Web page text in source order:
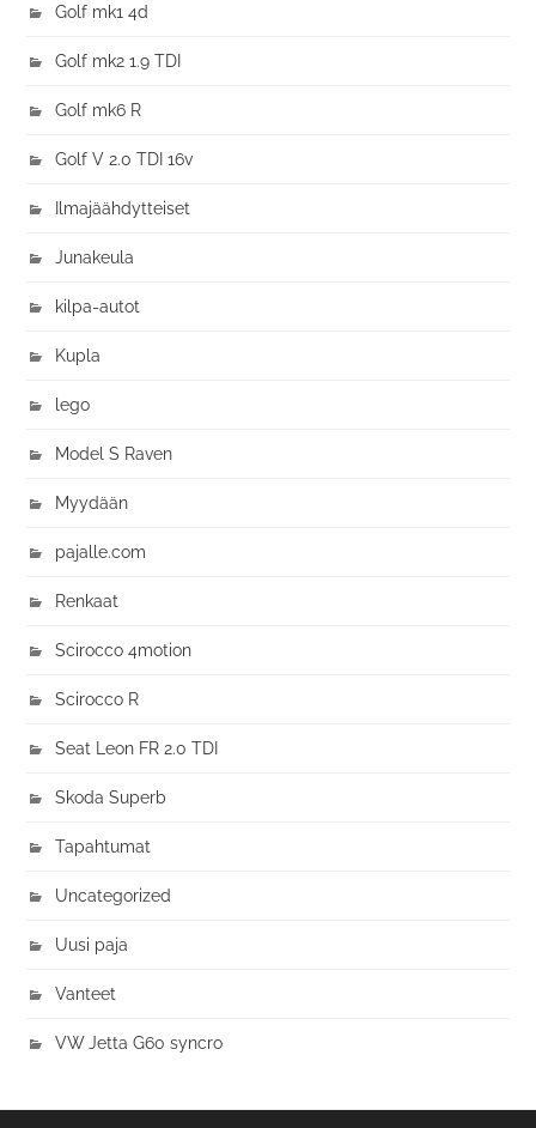
Golf mk1 4d
Golf mk2 1.9 TDI
Golf mk6 R
Golf V 2.0 TDI 16v
Ilmajäähdytteiset
Junakeula
kilpa-autot
Kupla
lego
Model S Raven
Myydään
pajalle.com
Renkaat
Scirocco 4motion
Scirocco R
Seat Leon FR 2.0 TDI
Skoda Superb
Tapahtumat
Uncategorized
Uusi paja
Vanteet
VW Jetta G60 syncro